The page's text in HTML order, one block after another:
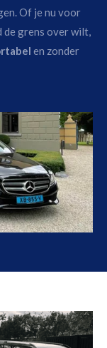
Of je nu voor
de grens over wilt,
en zonder